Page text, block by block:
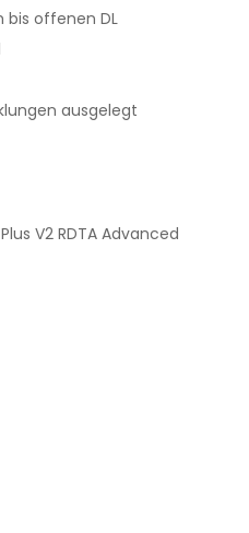
bis offenen DL
ausgelegt
V2 RDTA Advanced